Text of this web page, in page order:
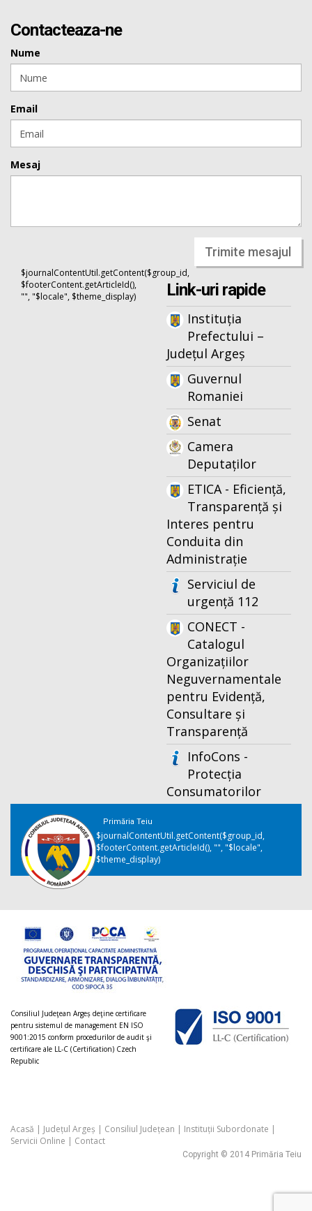
Contacteaza-ne
Nume
Email
Mesaj
Trimite mesajul
$journalContentUtil.getContent($group_id,
$footerContent.getArticleId(),
"", "$locale", $theme_display)
Link-uri rapide
Instituția
Prefectului –
Județul Argeș
Guvernul
Romaniei
Senat
Camera
Deputaților
ETICA - Eficiență,
Transparență și
Interes pentru
Conduita din
Administrație
Serviciul de
urgență 112
CONECT -
Catalogul
Organizațiilor
Neguvernamentale
pentru Evidență,
Consultare și
Transparență
InfoCons -
Protecția
Consumatorilor
Primăria Teiu
$journalContentUtil.getContent($group_id,
$footerContent.getArticleId(), "", "$locale",
$theme_display)
Consiliul Judeţean Argeș deţine certificare
pentru sistemul de management EN ISO
9001:2015 conform procedurilor de audit şi
certificare ale LL-C (Certification) Czech
Republic
Acasă | Județul Argeș | Consiliul Județean | Instituții Subordonate |
Servicii Online | Contact
Copyright © 2014 Primăria Teiu